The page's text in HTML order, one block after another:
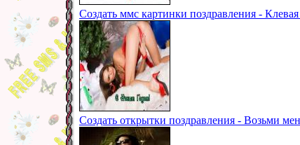
Создать ммс картинки поздравления -
Создать открытки поздравления - Возьми